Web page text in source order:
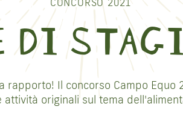
CONCORSO 2021
DI
rapporto! Il concorso Campo Equo
attività originali sul tema